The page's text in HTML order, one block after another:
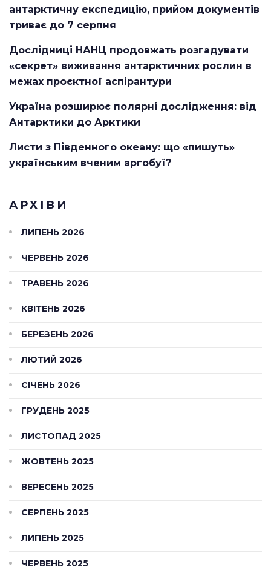
антарктичну експедицію, прийом документів
триває до 7 серпня
Дослідниці НАНЦ продовжать розгадувати
«секрет» виживання антарктичних рослин в
межах проєктної аспірантури
Україна розширює полярні дослідження: від
Антарктики до Арктики
Листи з Південного океану: що «пишуть»
українським вченим аргобуї?
АРХІВИ
ЛИПЕНЬ 2026
ЧЕРВЕНЬ 2026
ТРАВЕНЬ 2026
КВІТЕНЬ 2026
БЕРЕЗЕНЬ 2026
ЛЮТИЙ 2026
СІЧЕНЬ 2026
ГРУДЕНЬ 2025
ЛИСТОПАД 2025
ЖОВТЕНЬ 2025
ВЕРЕСЕНЬ 2025
СЕРПЕНЬ 2025
ЛИПЕНЬ 2025
ЧЕРВЕНЬ 2025